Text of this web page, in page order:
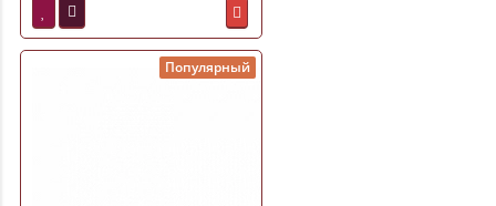
Популярный